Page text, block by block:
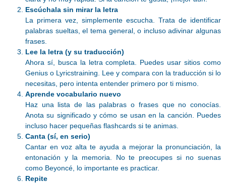
Escúchala sin mirar la letra
La primera vez, simplemente escucha. Trata de identificar
palabras sueltas, el tema general, o incluso adivinar algunas
frases.
Lee la letra (y su traducción)
Ahora sí, busca la letra completa. Puedes usar sitios como
Genius o Lyricstraining. Lee y compara con la traducción si lo
necesitas, pero intenta entender primero por ti mismo.
Aprende vocabulario nuevo
Haz una lista de las palabras o frases que no conocías.
Anota su significado y cómo se usan en la canción. Puedes
incluso hacer pequeñas flashcards si te animas.
Canta (sí, en serio)
Cantar en voz alta te ayuda a mejorar la pronunciación, la
entonación y la memoria. No te preocupes si no suenas
como Beyoncé, lo importante es practicar.
Repite